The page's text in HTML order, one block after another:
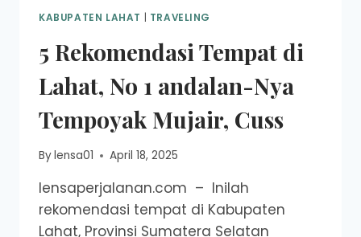
KABUPATEN LAHAT TRAVELING
5 Rekomendasi Tempat di
Lahat, No 1 andalan-Nya
Tempoyak Mujair, Cuss
Bylensa01 April 18, 2025
lensaperjalanan.com – Inilah
rekomendasi tempat di Kabupaten
Lahat, Provinsi Sumatera Selatan